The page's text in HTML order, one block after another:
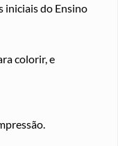
iniciais do Ensino
colorir, e